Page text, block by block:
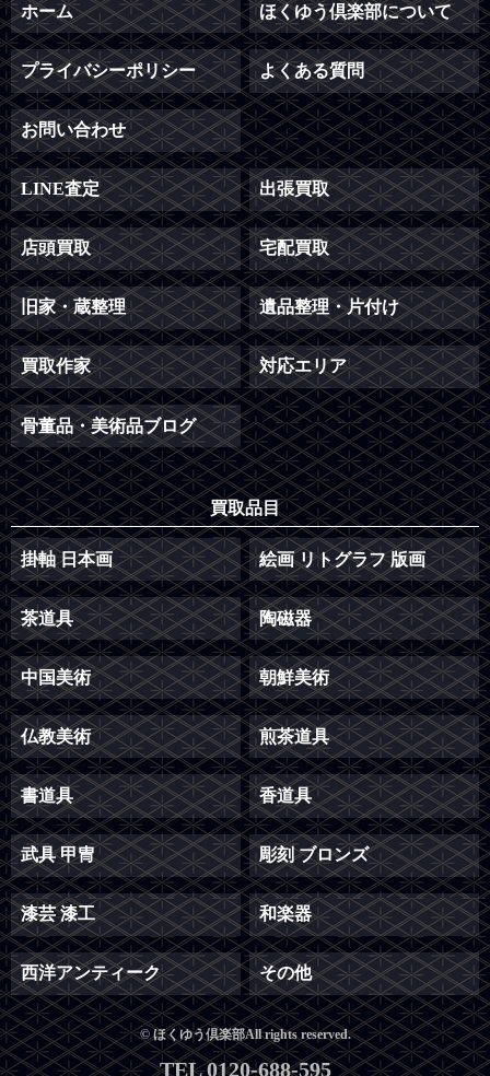
ホーム ほくゆう倶楽部について
プライバシーポリシー よくある質問
お問い合わせ
LINE査定 出張買取
店頭買取 宅配買取
旧家・蔵整理 遺品整理・片付け
買取作家 対応エリア
骨董品・美術品ブログ
買取品目
掛軸 日本画 絵画 リトグラフ 版画
茶道具 陶磁器
中国美術 朝鮮美術
仏教美術 煎茶道具
書道具 香道具
武具 甲冑 彫刻 ブロンズ
漆芸 漆工 和楽器
西洋アンティーク その他
© ほくゆう倶楽部All rights reserved.
TEL 0120-688-595